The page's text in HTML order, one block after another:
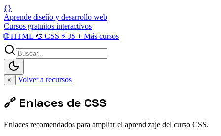
{}
Aprende diseño y desarrollo web
Cursos gratuitos interactivos
🌐HTML 🎨 CSS ⚡ JS + Más cursos
< Volver a recursos
🔗 Enlaces de CSS
Enlaces recomendados para ampliar el aprendizaje del curso CSS.